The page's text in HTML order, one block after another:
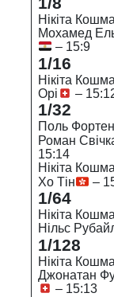
Нікіта
Мохамед
– 15:9
1/16
Нікіта
Орі
–
1/32
Поль Фортен
Роман
15:14
Нікіта
Хо Тін
–
1/64
Нікіта
Нільс
1/128
Нікіта
Джонатан
– 15:13